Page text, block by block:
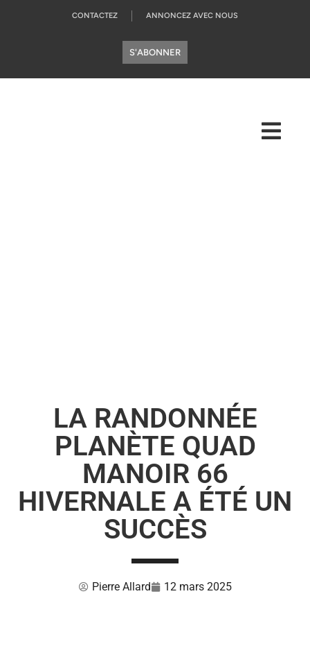
CONTACTEZ ANNONCEZ AVEC NOUS
S'ABONNER
LA RANDONNÉE
PLANÈTE QUAD
MANOIR 66
HIVERNALE A ÉTÉ UN
SUCCÈS
Pierre Allard 12 mars 2025